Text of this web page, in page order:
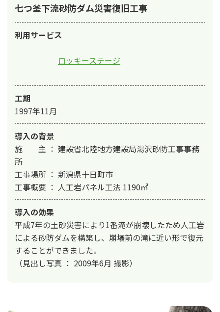
七つ釜下流砂防ダム災害復旧工事
利用サービス
ロッキーステージ
工期
1997年11月
導入の背景
施　　主 ： 建設省北陸地方建設局湯沢砂防工事事務
所
工事場所 ： 新潟県十日町市
工事概要 ： 人工岩パネル工法 1190㎡
導入の効果
平成7年の土砂災害により1番滝が崩壊したため人工岩
による砂防ダムを構築し、崩壊前の滝に近い形で復元
することができました。
（見出し写真 ： 2009年6月 撮影）